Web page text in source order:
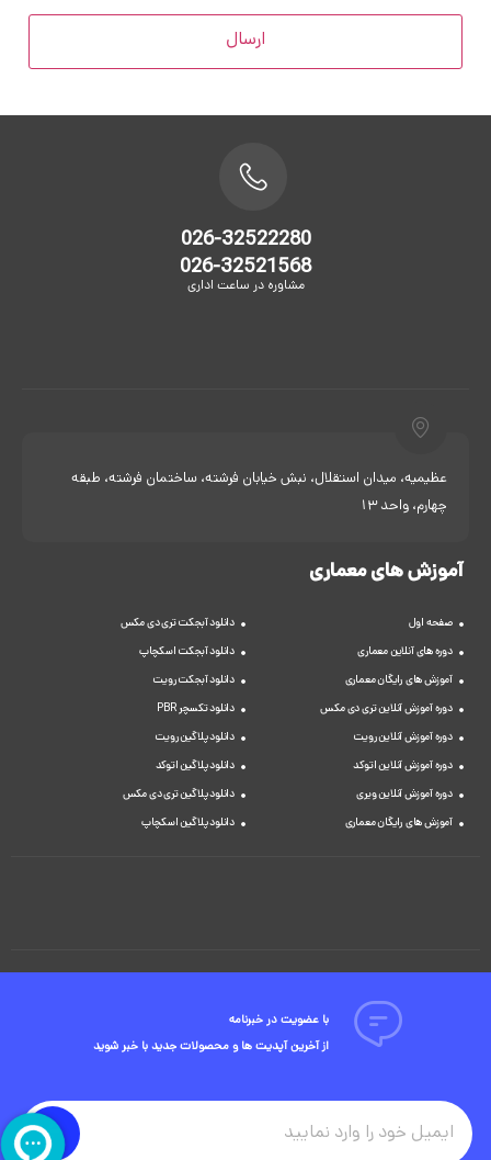
026-32522280
026-32521568
مشاوره در ساعت اداری
عظیمیه، میدان استقلال، نبش خیابان فرشته، ساختمان فرشته، طبقه
چهارم، واحد 13
آموزش های معماری
صفحه اول
دوره های آنلاین معماری
آموزش های رایگان معماری
دوره آموزش آنلاین تری دی مکس
دوره آموزش آنلاین رویت
دوره آموزش آنلاین اتوکد
دوره آموزش آنلاین ویری
آموزش های رایگان معماری
دانلود آبجکت تری دی مکس
دانلود آبجکت اسکچاپ
دانلود آبجکت رویت
دانلود تکسچر PBR
دانلود پلاگین رویت
دانلود پلاگین اتوکد
دانلود پلاگین تری دی مکس
دانلود پلاگین اسکچاپ
با عضویت در خبرنامه
از آخرین آپدیت ها و محصولات جدید با خبر شوید